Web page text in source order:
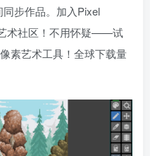
步作品。加入Pixel
术社区！不用怀疑——试
素艺术工具！全球下载量